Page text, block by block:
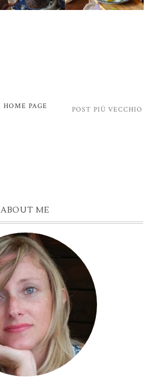
POST PIÙ VECCHIO
HOME PAGE
ABOUT ME